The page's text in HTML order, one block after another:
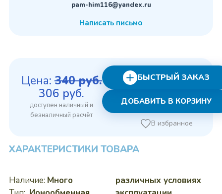
pam-him116@yandex.ru
Написать письмо
Цена: 340руб.
Первоначальная
цена
составляла
306 руб. Текущая
цена:
306 руб..
ДОБАВИТЬ В КОРЗИНУ
БЫСТРЫЙ ЗАКАЗ
В избранное
ХАРАКТЕРИСТИКИ ТОВАРА
Наличие: Много
различных условиях